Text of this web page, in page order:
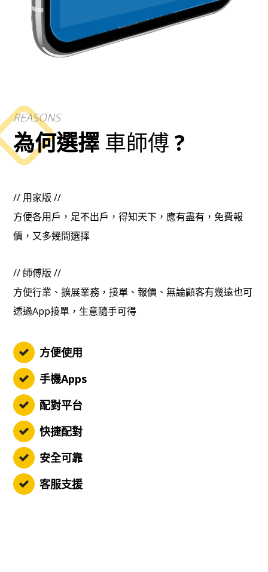
REASONS
為何選擇 車師傅 ?
// 用家版 //
方便各用戶，足不出戶，得知天下，應有盡有，免費報
價，又多幾間選擇
// 師傅版 //
方便行業、擴展業務，接單、報價、無論顧客有幾遠也可
透過App接單，生意隨手可得
方便使用
手機Apps
配對平台
快捷配對
安全可靠
客服支援